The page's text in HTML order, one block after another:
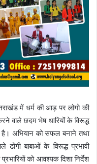
में धर्म की आड़ पर लोगो की
वाले छदम भेष धारियों के विरूद्ध
है। अभियान को सफल बनाने तथा
बाबाओं के विरूद्ध प्रभावी
प्रभारियों को आवश्यक दिशा निर्देश